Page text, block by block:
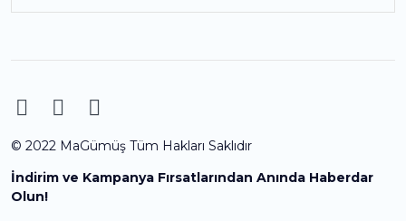
© 2022 MaGümüş Tüm Hakları Saklıdır
İndirim ve Kampanya Fırsatlarından Anında Haberdar
Olun!